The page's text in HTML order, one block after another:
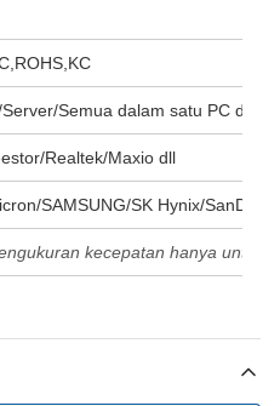
Semua dalam satu PC dll
Realtek/Maxio dll
SAMSUNG/SK Hynix/SanDisk/
kecepatan hanya untuk